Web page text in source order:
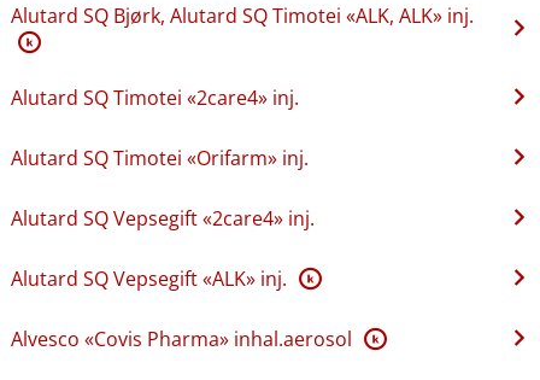
Alutard SQ Bjørk, Alutard SQ Timotei «ALK, ALK» inj.
K
Alutard SQ Timotei «2care4» inj.
Alutard SQ Timotei «Orifarm» inj.
Alutard SQ Vepsegift «2care4» inj.
Alutard SQ Vepsegift «ALK» inj. K
Alvesco «Covis Pharma» inhal.aerosol K